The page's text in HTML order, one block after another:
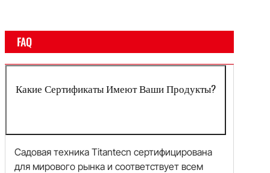
FAQ
Какие Сертификаты Имеют Ваши Продукты?
Садовая техника Titantecn сертифицирована
для мирового рынка и соответствует всем